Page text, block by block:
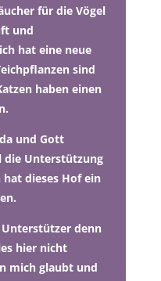
für die Vögel
und
hat eine neue
sind
haben einen
und Gott
die Unterstützung
dieses Hof ein
denn
hier nicht
mich glaubt und